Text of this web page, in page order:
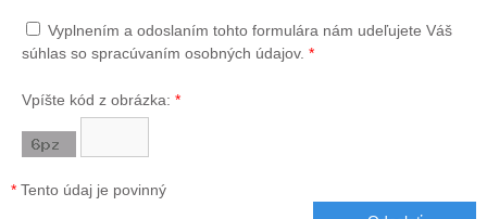
Vyplnením a odoslaním tohto formulára nám udeľujete Váš
súhlas so spracúvaním osobných údajov. *
Vpíšte kód z obrázka: *
* Tento údaj je povinný